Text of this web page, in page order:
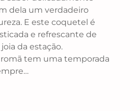
dela um verdadeiro
E este coquetel é
e refrescante de
da estação.
tem uma temporada